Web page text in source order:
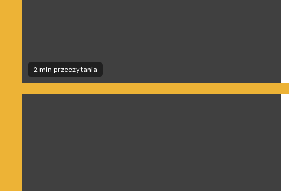
2 min przeczytania